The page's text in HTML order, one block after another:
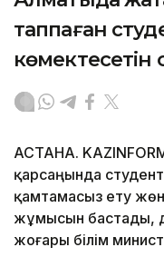
таппаған
АСТАНА.
қарсаңында
қамтамасыз ету
жұмысын бастады,
жоғары білім